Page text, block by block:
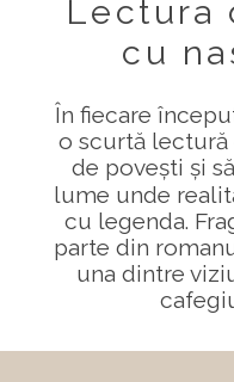
Lectura
cu
În fiecare
o scurtă lectură
de povești și
lume unde
cu legenda.
parte din
una dintre